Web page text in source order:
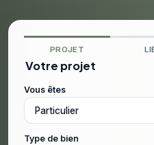
PROJET
Votre projet
Vous êtes
Type de bien